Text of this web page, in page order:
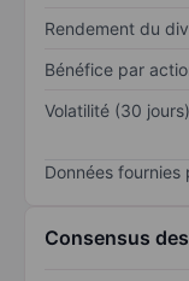
Rendement du
Bénéfice par
Volatilité (30 jours)
Données fournies
Consensus